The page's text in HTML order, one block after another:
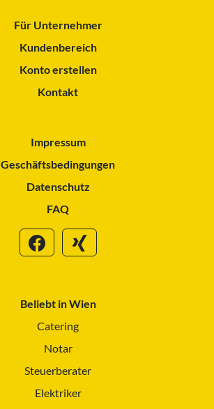
Für Unternehmer
Kundenbereich
Konto erstellen
Kontakt
Impressum
Geschäftsbedingungen
Datenschutz
FAQ
Beliebt in Wien
Catering
Notar
Steuerberater
Elektriker